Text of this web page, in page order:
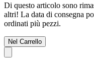
Di questo articolo sono
altri! La data di consegna
ordinati più pezzi.
Nel Carrello